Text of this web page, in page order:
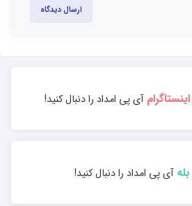
ارسال دیدگاه
اینستاگرامآی پی امداد را دنبال کنید!
بلهآی پی امداد را دنبال کنید!